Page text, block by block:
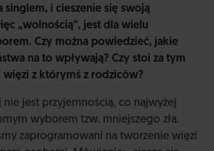
i cieszenie się swoją
„wolnością”, jest dla wielu
Czy można powiedzieć, jakie
na to wpływają? Czy stoi za tym
więzi z którymś z rodziców?
nie jest przyjemnością, co najwyżej
wyborem tzw. mniejszego zła.
zaprogramowani na tworzenie więzi